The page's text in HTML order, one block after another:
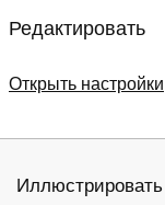
Редактировать
Открыть настройки
Иллюстрировать